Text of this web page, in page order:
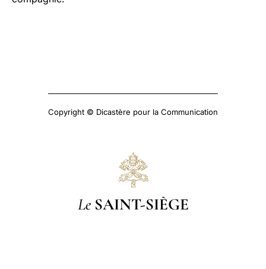
Copyright © Dicastère pour la Communication
Le SAINT-SIÈGE